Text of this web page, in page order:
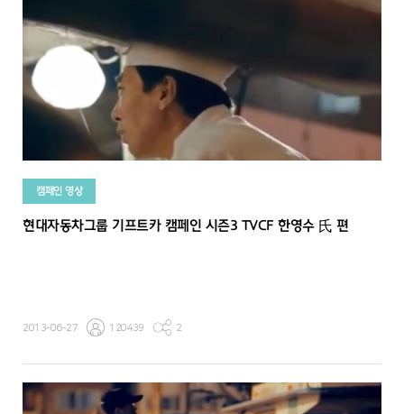
캠페인 영상
현대자동차그룹 기프트카 캠페인 시즌3 TVCF 한영수 氏 편
2013-06-27 120439 2